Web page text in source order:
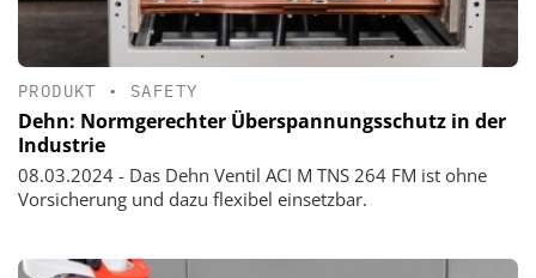
PRODUKT • SAFETY
Dehn: Normgerechter Überspannungsschutz in der
Industrie
08.03.2024 - Das Dehn Ventil ACI M TNS 264 FM ist ohne
Vorsicherung und dazu flexibel einsetzbar.